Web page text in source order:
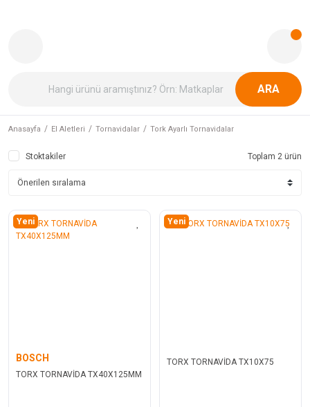
ARA
Anasayfa El Aletleri Tornavidalar Tork Ayarlı Tornavidalar
Stoktakiler Toplam 2 ürün
Yeni
BOSCH
TORX TORNAVİDA TX40X125MM
Yeni
TORX TORNAVİDA TX10X75